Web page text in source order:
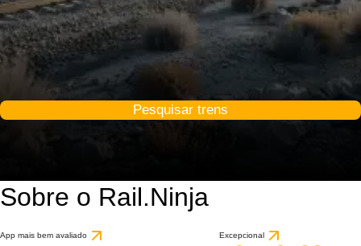
Pesquisar trens
Sobre o Rail.Ninja
App mais bem avaliado Excepcional